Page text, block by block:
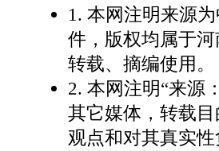
1. 本网注明来源
件，版权均属于
转载、摘编使用。
2. 本网注明“来源
其它媒体，转载
观点和对其真实